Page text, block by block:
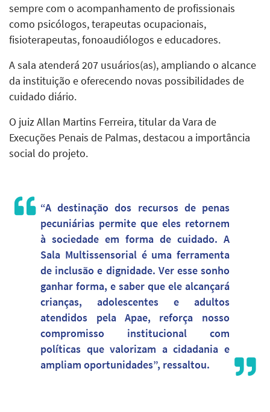
sempre com o acompanhamento de profissionais
como psicólogos, terapeutas ocupacionais,
fisioterapeutas, fonoaudiólogos e educadores.
A sala atenderá 207 usuários(as), ampliando o alcance
da instituição e oferecendo novas possibilidades de
cuidado diário.
O juiz Allan Martins Ferreira, titular da Vara de
Execuções Penais de Palmas, destacou a importância
social do projeto.
“A destinação dos recursos de penas
pecuniárias permite que eles retornem
à sociedade em forma de cuidado. A
Sala Multissensorial é uma ferramenta
de inclusão e dignidade. Ver esse sonho
ganhar forma, e saber que ele alcançará
crianças, adolescentes e adultos
atendidos pela Apae, reforça nosso
compromisso institucional com
políticas que valorizam a cidadania e
ampliam oportunidades”, ressaltou.